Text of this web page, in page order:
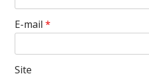
E-mail *
Site